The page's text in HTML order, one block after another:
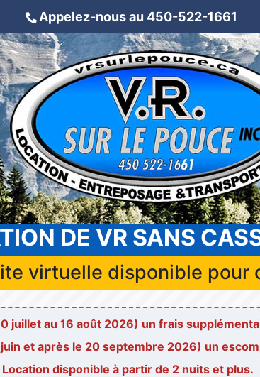
Appelez-nous au 450-522-1661
DE VR SANS
virtuelle disponible pour
juillet au 16 août 2026) un frais
et après le 20 septembre 2026) un
Location disponible à partir de 2 nuits et plus.